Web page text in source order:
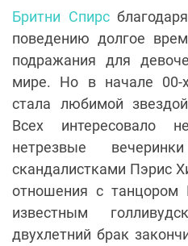
Бритни Спирс
поведению долгое
подражания для
мире. Но в начале 00-
стала любимой
Всех интересовало
нетрезвые
скандалистками Пэрис
отношения с
известным
двухлетний брак